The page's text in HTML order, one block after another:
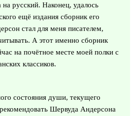
русский. Наконец, удалось
ещё издания сборник его
стал для меня писателем,
А этот именно сборник
на почётное месте моей полки с
классиков.
состояния души, текущего
Шервуда Андерсона